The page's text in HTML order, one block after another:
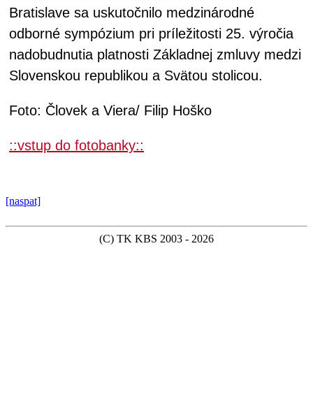
Bratislave sa uskutočnilo medzinárodné
odborné sympózium pri príležitosti 25. výročia
nadobudnutia platnosti Základnej zmluvy medzi
Slovenskou republikou a Svätou stolicou.
Foto: Človek a Viera/ Filip Hoško
::vstup do fotobanky::
[naspat]
(C) TK KBS 2003 - 2026